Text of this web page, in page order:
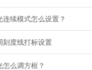
连续模式怎么设置？
刻度线打标设置
怎么调方框？